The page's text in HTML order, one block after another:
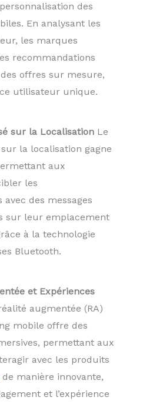
des
En analysant les
les marques
recommandations
offres sur mesure,
utilisateur unique.
sur la Localisation Le
la localisation gagne
aux
les
des messages
sur leur emplacement
à la technologie
Bluetooth.
et Expériences
augmentée (RA)
mobile offre des
permettant aux
avec les produits
de manière innovante,
et l’expérience